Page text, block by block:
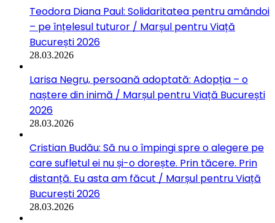
Teodora Diana Paul: Solidaritatea pentru amândoi
– pe înțelesul tuturor / Marșul pentru Viață
București 2026
28.03.2026
Larisa Negru, persoană adoptată: Adopția – o
naștere din inimă / Marșul pentru Viață București
2026
28.03.2026
Cristian Budău: Să nu o împingi spre o alegere pe
care sufletul ei nu și-o dorește. Prin tăcere. Prin
distanță. Eu asta am făcut / Marșul pentru Viață
București 2026
28.03.2026